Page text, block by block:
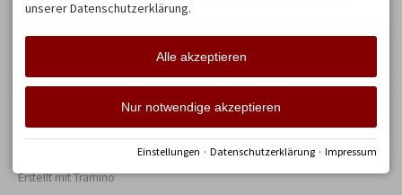
Stube sind abhängig von der
Öffnungszeit der
. Diese erfahren
Erstellt mitTramino
unserer Datenschutzerklärung.
Alle akzeptieren
Nur notwendige akzeptieren
Einstellungen · Datenschutzerklärung · Impressum